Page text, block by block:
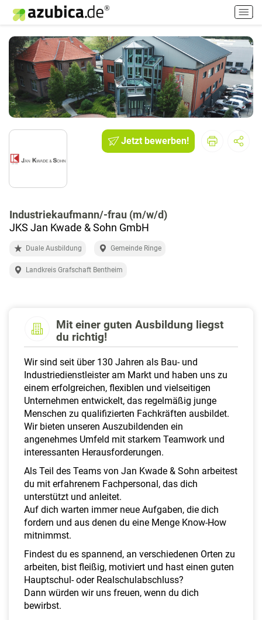
H
a
u
p
t
m
e
n
ü
i
Jetzt bewerben!
Industriekaufmann/-frau (m/w/d)
JKS Jan Kwade & Sohn GmbH
Duale Ausbildung Gemeinde Ringe
Landkreis Grafschaft Bentheim
Mit einer guten Ausbildung liegst
du richtig!
Wir sind seit über 130 Jahren als Bau- und
Industriedienstleister am Markt und haben uns zu
einem erfolgreichen, flexiblen und vielseitigen
Unternehmen entwickelt, das regelmäßig junge
Menschen zu qualifizierten Fachkräften ausbildet.
Wir bieten unseren Auszubildenden ein
angenehmes Umfeld mit starkem Teamwork und
interessanten Herausforderungen.
Als Teil des Teams von Jan Kwade & Sohn arbeitest
du mit erfahrenem Fachpersonal, das dich
unterstützt und anleitet.
Auf dich warten immer neue Aufgaben, die dich
fordern und aus denen du eine Menge Know-How
mitnimmst.
Findest du es spannend, an verschiedenen Orten zu
arbeiten, bist fleißig, motiviert und hast einen guten
Hauptschul- oder Realschulabschluss?
Dann würden wir uns freuen, wenn du dich
bewirbst.